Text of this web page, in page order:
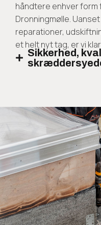
håndtere enhver
Dronningmølle.
reparationer,
et helt nyt tag, er vi
Sikkerhed,